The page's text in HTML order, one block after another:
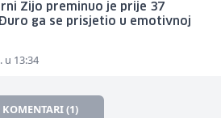
Zijo preminuo je prije 37
ga se prisjetio u emotivnoj
u 13:34
KOMENTARI (1)